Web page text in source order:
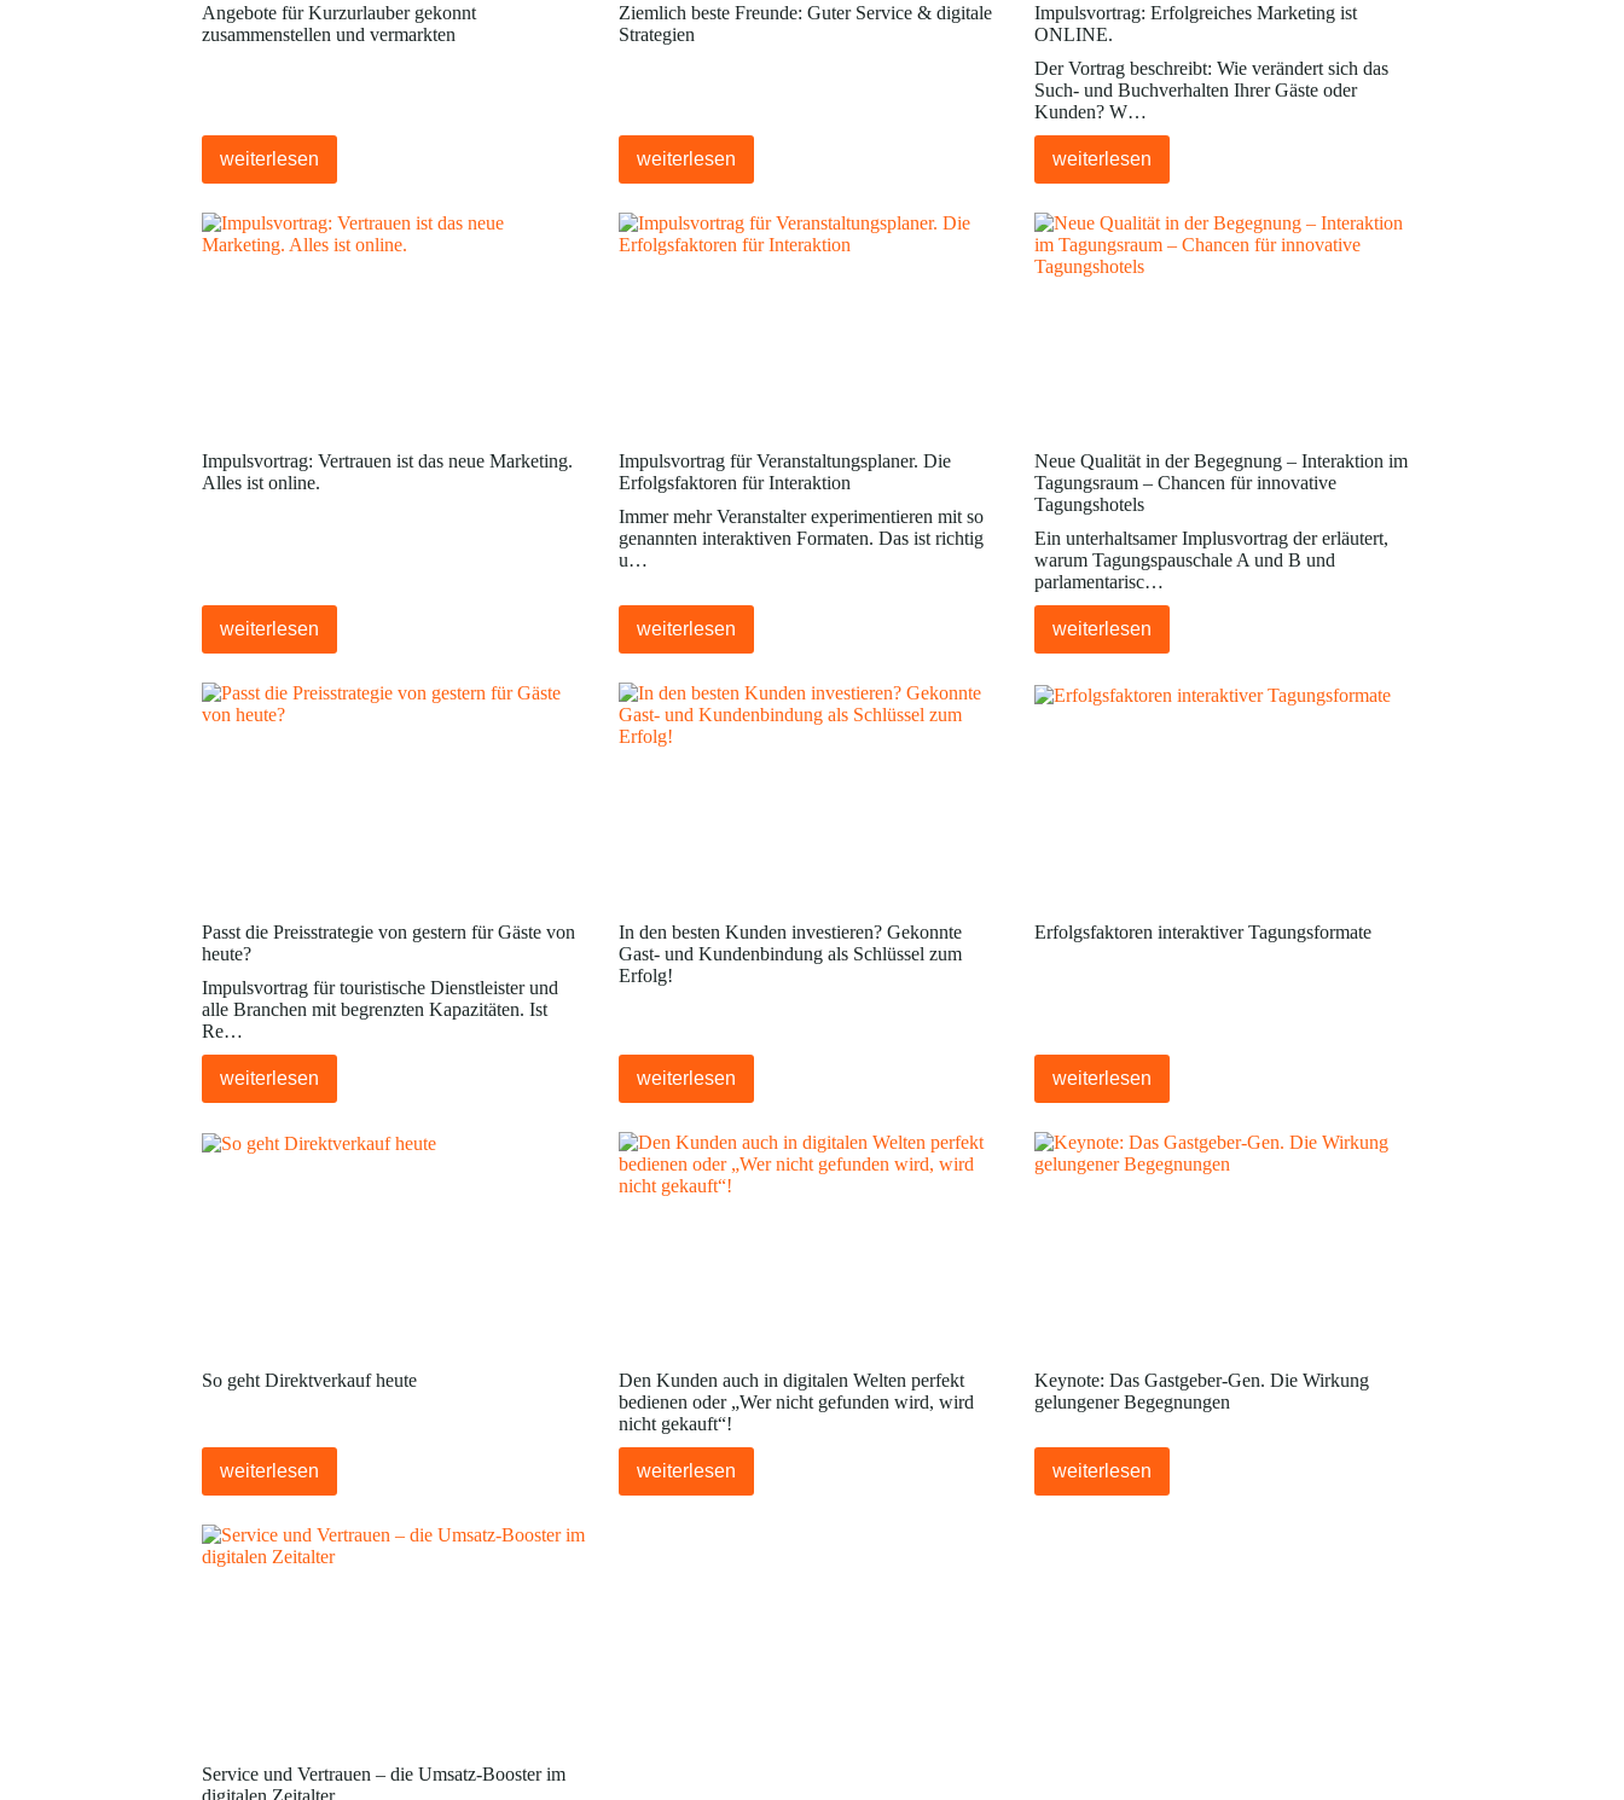
Angebote für Kurzurlauber gekonnt
zusammenstellen und vermarkten
weiterlesen
Ziemlich beste Freunde: Guter Service & digitale
Strategien
weiterlesen
Impulsvortrag: Erfolgreiches Marketing ist
ONLINE.
Der Vortrag beschreibt: Wie verändert sich das
Such- und Buchverhalten Ihrer Gäste oder
Kunden? W…
weiterlesen
Impulsvortrag: Vertrauen ist das neue Marketing.
Alles ist online.
weiterlesen
Impulsvortrag für Veranstaltungsplaner. Die
Erfolgsfaktoren für Interaktion
Immer mehr Veranstalter experimentieren mit so
genannten interaktiven Formaten. Das ist richtig
u…
weiterlesen
Neue Qualität in der Begegnung – Interaktion im
Tagungsraum – Chancen für innovative
Tagungshotels
Ein unterhaltsamer Implusvortrag der erläutert,
warum Tagungspauschale A und B und
parlamentarisc…
weiterlesen
Passt die Preisstrategie von gestern für Gäste von
heute?
Impulsvortrag für touristische Dienstleister und
alle Branchen mit begrenzten Kapazitäten. Ist
Re…
weiterlesen
In den besten Kunden investieren? Gekonnte
Gast- und Kundenbindung als Schlüssel zum
Erfolg!
weiterlesen
Erfolgsfaktoren interaktiver Tagungsformate
weiterlesen
So geht Direktverkauf heute
weiterlesen
Den Kunden auch in digitalen Welten perfekt
bedienen oder „Wer nicht gefunden wird, wird
nicht gekauft“!
weiterlesen
Keynote: Das Gastgeber-Gen. Die Wirkung
gelungener Begegnungen
weiterlesen
Service und Vertrauen – die Umsatz-Booster im
digitalen Zeitalter